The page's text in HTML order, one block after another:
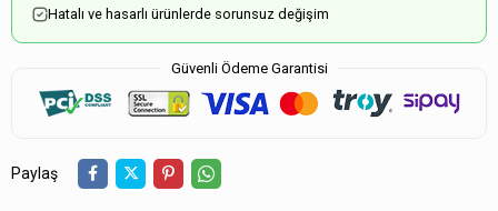
Hatalı ve hasarlı ürünlerde sorunsuz değişim
Güvenli Ödeme Garantisi
Paylaş